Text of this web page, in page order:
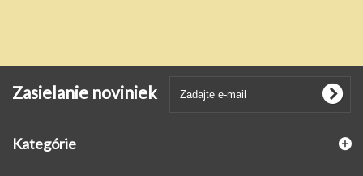
Zasielanie noviniek
Kategórie